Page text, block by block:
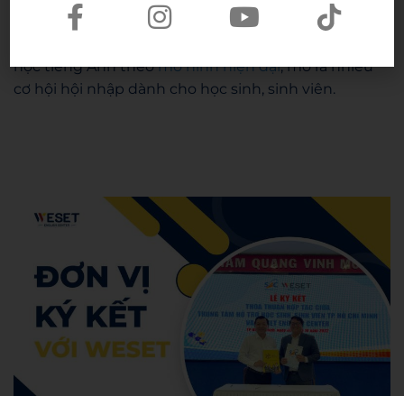
động ý nghĩa và tích cực dành cho Hội Sinh viên
học tiếng Anh theomô hình hiện đại, mở ra nhiều
cơ hội hội nhập dành cho học sinh, sinh viên.